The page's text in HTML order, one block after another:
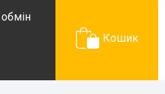
Кошик